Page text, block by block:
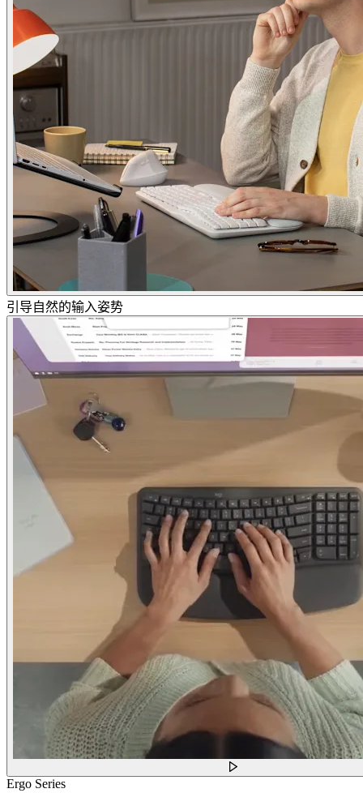
引导自然的输入姿势
Ergo Series